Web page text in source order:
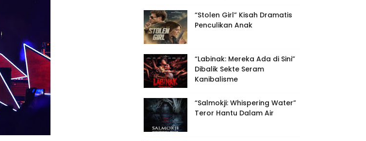
“Stolen Girl” Kisah Dramatis
Penculikan Anak
“Labinak: Mereka Ada di Sini”
Dibalik Sekte Seram
Kanibalisme
“Salmokji: Whispering Water”
Teror Hantu Dalam Air